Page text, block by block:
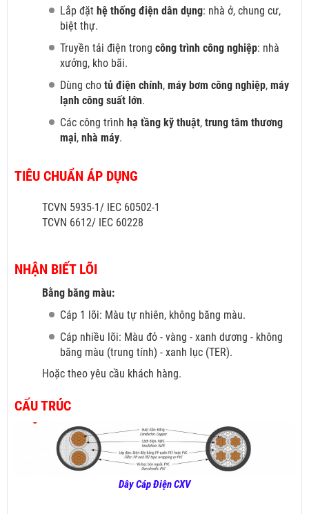
Lắp đặt hệ thống điện dân dụng: nhà ở, chung cư,
biệt thự.
Truyền tải điện trong công trình công nghiệp: nhà
xưởng, kho bãi.
Dùng cho tủ điện chính, máy bơm công nghiệp, máy
lạnh công suất lớn.
Các công trình hạ tầng kỹ thuật, trung tâm thương
mại, nhà máy.
TIÊU CHUẨN ÁP DỤNG
TCVN 5935-1/ IEC 60502-1
TCVN 6612/ IEC 60228
NHẬN BIẾT LÕI
Bằng băng màu:
Cáp 1 lõi: Màu tự nhiên, không băng màu.
Cáp nhiều lõi: Màu đỏ - vàng - xanh dương - không
băng màu (trung tính) - xanh lục (TER).
Hoặc theo yêu cầu khách hàng.
CẤU TRÚC
Dây Cáp Điện CXV